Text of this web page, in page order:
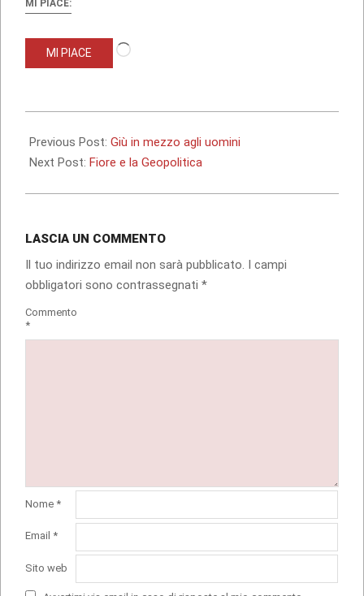
MI PIACE:
MI PIACE
01-
18
Previous Post: Giù in mezzo agli uomini
Next Post: Fiore e la Geopolitica
LASCIA UN COMMENTO
Il tuo indirizzo email non sarà pubblicato. I campi
obbligatori sono contrassegnati *
Commento
*
Nome *
Email *
Sito web